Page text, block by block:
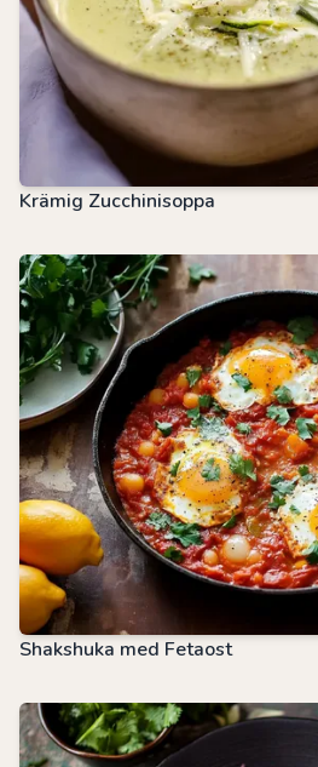
Krämig Zucchinisoppa
Shakshuka med Fetaost